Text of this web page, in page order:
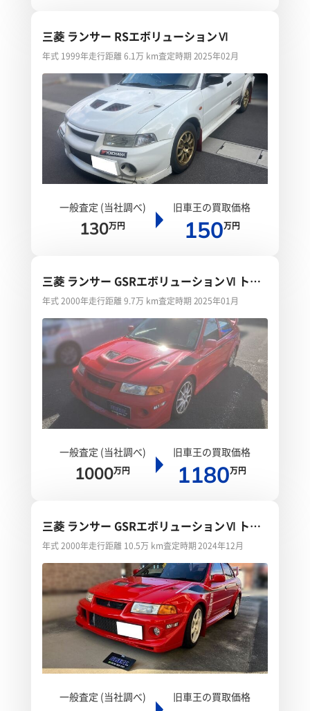
三菱 ランサー RSエボリューションⅥ
年式 1999年走行距離 6.1万 km査定時期 2025年02月
一般査定 (当社調べ)
130万円
旧車王の買取価格
150万円
三菱 ランサー GSRエボリューションⅥ トミ
ーマキネンエディション スペシャルカラーリ
ングパッケージ
年式 2000年走行距離 9.7万 km査定時期 2025年01月
一般査定 (当社調べ)
1000万円
旧車王の買取価格
1180万円
三菱 ランサー GSRエボリューションⅥ トミ
ーマキネンエディション スペシャルカラーリ
ングパッケージ
年式 2000年走行距離 10.5万 km査定時期 2024年12月
一般査定 (当社調べ) 旧車王の買取価格